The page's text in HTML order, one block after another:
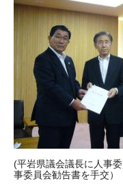
(平岩県議会議長に人事
事委員会勧告書を手交）